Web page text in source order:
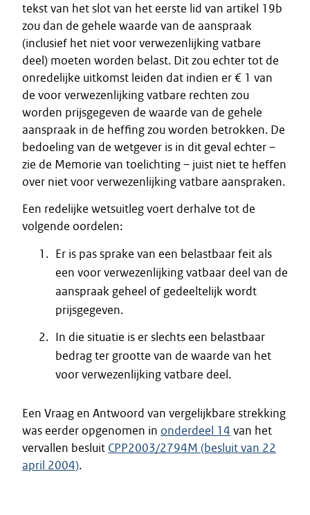
tekst van het slot van het eerste lid van artikel 19b
zou dan de gehele waarde van de aanspraak
(inclusief het niet voor verwezenlijking vatbare
deel) moeten worden belast. Dit zou echter tot de
onredelijke uitkomst leiden dat indien er € 1 van
de voor verwezenlijking vatbare rechten zou
worden prijsgegeven de waarde van de gehele
aanspraak in de heffing zou worden betrokken. De
bedoeling van de wetgever is in dit geval echter –
zie de Memorie van toelichting – juist niet te heffen
over niet voor verwezenlijking vatbare aanspraken.
Een redelijke wetsuitleg voert derhalve tot de
volgende oordelen:
Er is pas sprake van een belastbaar feit als
een voor verwezenlijking vatbaar deel van de
aanspraak geheel of gedeeltelijk wordt
prijsgegeven.
In die situatie is er slechts een belastbaar
bedrag ter grootte van de waarde van het
voor verwezenlijking vatbare deel.
Een Vraag en Antwoord van vergelijkbare strekking
was eerder opgenomen in onderdeel 14 van het
vervallen besluit CPP2003/2794M (besluit van 22
april 2004).